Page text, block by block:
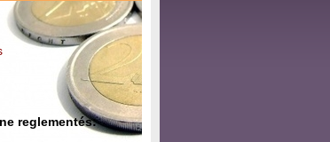
reglementés: